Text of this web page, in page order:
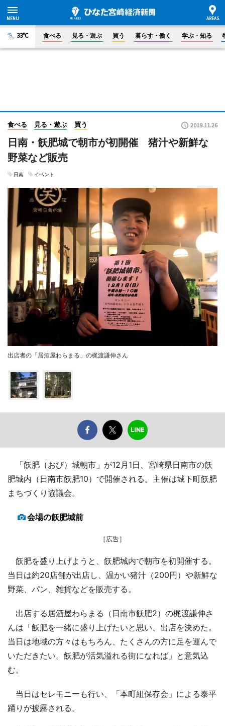
33°C 食べる 見る・遊ぶ 買う 暮らす・働く 学ぶ・知る
食べる 見る・遊ぶ 買う 2019.11.26
日南・飫肥城で朝市が初開催 猪汁や新鮮な
野菜など販売
日南 イベント
出店者の「居酒屋わらまる」の梶渡謙伸さん
「飫肥（おび）城朝市」が12月1日、宮崎県日南市の飫
肥城内（日南市飫肥10）で開催される。主催は城下町飫肥
まちづくり協議会。
会場の飫肥城前
［広告］
飫肥を盛り上げようと、飫肥城内で朝市を初開催する。
当日は約20店舗が出店し、温かい猪汁（200円）や新鮮な
野菜、パン、雑貨などを販売する。
出店する居酒屋わらまる（日南市飫肥2）の梶渡謙伸さ
んは「飫肥を一緒に盛り上げたいと思い、出店を決めた。
当日は地域の方々はもちろん、たくさんの方に足を運んで
いただきたい。飫肥が活気溢れる街になれば」と意気込
む。
当日はセレモニーも行い、「本町組保存会」による泰平
踊りが披露される。